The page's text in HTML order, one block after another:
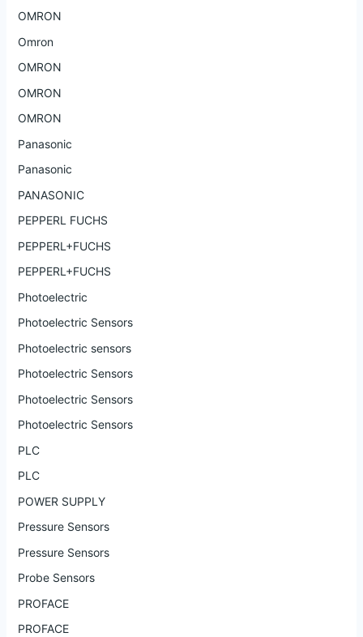
OMRON
Omron
OMRON
OMRON
OMRON
Panasonic
Panasonic
PANASONIC
PEPPERL FUCHS
PEPPERL+FUCHS
PEPPERL+FUCHS
Photoelectric
Photoelectric Sensors
Photoelectric sensors
Photoelectric Sensors
Photoelectric Sensors
Photoelectric Sensors
PLC
PLC
POWER SUPPLY
Pressure Sensors
Pressure Sensors
Probe Sensors
PROFACE
PROFACE